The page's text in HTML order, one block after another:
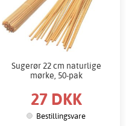
Sugerør 22 cm naturlige
mørke, 50-pak
27 DKK
Bestillingsvare